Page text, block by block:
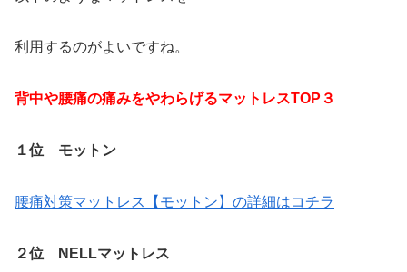
利用するのがよいですね。
背中や腰痛の痛みをやわらげるマットレスTOP３
１位 モットン
腰痛対策マットレス【モットン】の詳細はコチラ
２位 NELLマットレス